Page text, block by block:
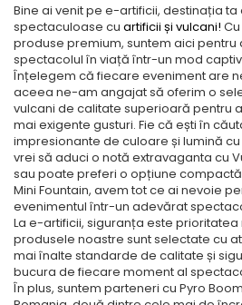
Bine ai venit pe e-artificii, destinația
spectaculoase cu artificii și vulcani!
produse premium, suntem aici
spectacolul în viață într-un mod
Înțelegem că fiecare eveniment are
aceea ne-am angajat să oferim o
vulcani de calitate superioară pentru
mai exigente gusturi. Fie că ești în
impresionante de culoare și lumină cu
vrei să aduci o notă extravaganta cu
sau poate preferi o opțiune
Mini Fountain, avem tot ce ai nevoie
evenimentul într-un adevărat
La e-artificii, siguranța este
produsele noastre sunt selectate cu
mai înalte standarde de calitate și
bucura de fiecare moment al
În plus, suntem parteneri cu Pyro